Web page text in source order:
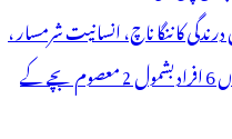
کا ننگا ناچ، انسانیت شرمسار ،
پو کسو کیس کے ملزم راجکمار کے ہاتھوں 6 افراد بشمول 2 معصوم بچے کے